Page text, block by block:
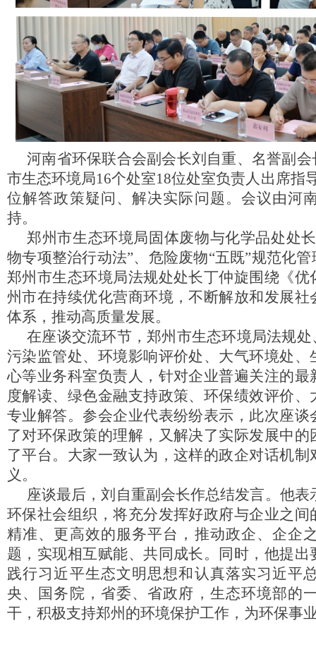
河南省环保联合会副会长刘自重、名誉副
市生态环境局16个处室18位处室负责人出席指
位解答政策疑问、解决实际问题。会议由河
持。
郑州市生态环境局固体废物与化学品处处
物专项整治行动法”、危险废物“五既”规范化管
郑州市生态环境局法规处处长丁仲旋围绕《
州市在持续优化营商环境，不断解放和发展
体系，推动高质量发展。
在座谈交流环节，郑州市生态环境局法规
污染监管处、环境影响评价处、大气环境处
心等业务科室负责人，针对企业普遍关注的最
度解读、绿色金融支持政策、环保绩效评价
专业解答。参会企业代表纷纷表示，此次座
了对环保政策的理解，又解决了实际发展中
了平台。大家一致认为，这样的政企对话机
义。
座谈最后，刘自重副会长作总结发言。他
环保社会组织，将充分发挥好政府与企业之
精准、更高效的服务平台，推动政企、企企
题， 实现相互赋能、共同成长 。同时，他提出
践行习近平生态文明思想和认真落实习近平
央、国务院，省委、省政府，生态环境部的
干， 积极支持郑州的环境保护工作， 为环保事